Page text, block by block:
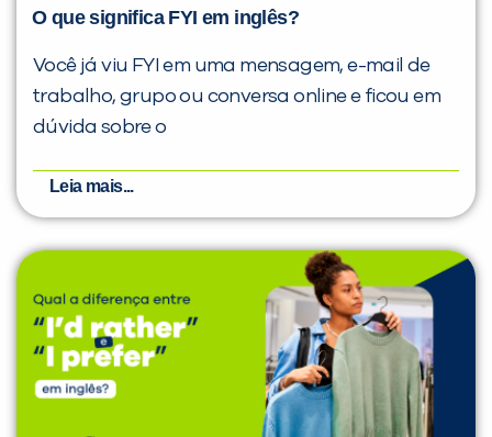
O que significa FYI em inglês?
Você já viu FYI em uma mensagem, e-mail de
trabalho, grupo ou conversa online e ficou em
dúvida sobre o
Leia mais...